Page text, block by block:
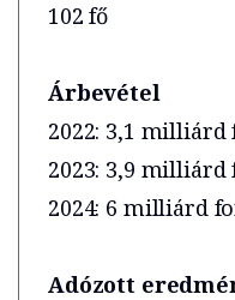
102 fő
Árbevétel
2022: 3,1
2023: 3,9
2024: 6 milliárd
Adózott